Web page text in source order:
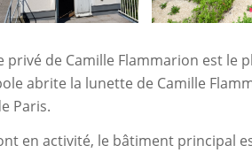
de Camille Flammarion est le
abrite la lunette de Camille
Paris.
en activité, le bâtiment principal